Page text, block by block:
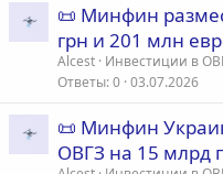
📜 Минфин
грн и 201 млн
Alcest Инвестиции в
Ответы 0 03.07.2026
📜 Минфин
ОВГЗ на 15 млрд